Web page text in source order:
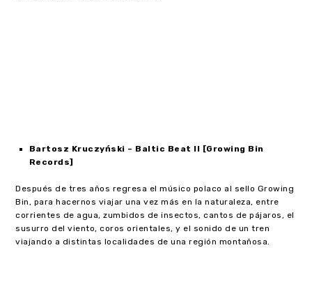
Bartosz Kruczyński – Baltic Beat II [Growing Bin
Records]
Después de tres años regresa el músico polaco al sello Growing
Bin, para hacernos viajar una vez más en la naturaleza, entre
corrientes de agua, zumbidos de insectos, cantos de pájaros, el
susurro del viento, coros orientales, y el sonido de un tren
viajando a distintas localidades de una región montañosa.